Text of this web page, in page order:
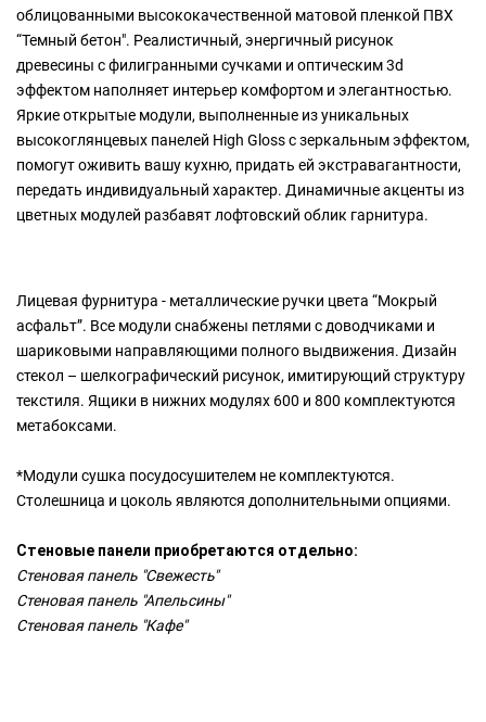
облицованными высококачественной матовой пленкой ПВХ
“Темный бетон". Реалистичный, энергичный рисунок
древесины с филигранными сучками и оптическим 3d
эффектом наполняет интерьер комфортом и элегантностью.
Яркие открытые модули, выполненные из уникальных
высокоглянцевых панелей High Gloss с зеркальным эффектом,
помогут оживить вашу кухню, придать ей экстравагантности,
передать индивидуальный характер. Динамичные акценты из
цветных модулей разбавят лофтовский облик гарнитура.
Лицевая фурнитура - металлические ручки цвета “Мокрый
асфальт”. Все модули снабжены петлями с доводчиками и
шариковыми направляющими полного выдвижения. Дизайн
стекол – шелкографический рисунок, имитирующий структуру
текстиля. Ящики в нижних модулях 600 и 800 комплектуются
метабоксами.
*Модули сушка посудосушителем не комплектуются.
Столешница и цоколь являются дополнительными опциями.
Стеновые панели приобретаются отдельно:
Стеновая панель "Свежесть"
Стеновая панель "Апельсины"
Стеновая панель "Кафе"